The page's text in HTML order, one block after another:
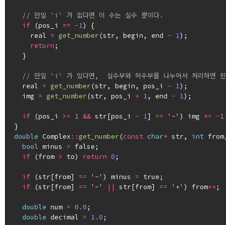
// 만일 'i' 가 없다면 이 수는 실수 뿐이다.
if (pos_i == -1) {
    real
= get_number (str, begin, end - 1);
return ;
  }
// 만일 'i' 가 있다면,  실수부와 허수부를 나누어서 처리하면
  real
= get_number (str, begin, pos_i - 1);
  img
= get_number (str, pos_i + 1, end - 1);
if (pos_i >= 1 && str[pos_i - 1] == '-' ) img *= -
double Complex :: get_number (const char* str, int
bool minus = false;
if (from > to) return 0 ;
if (str[from] == '-' ) minus = true;
if (str[from] == '-' || str[from] == '+' ) from++;
double num = 0.0 ;
double decimal = 1.0 ;